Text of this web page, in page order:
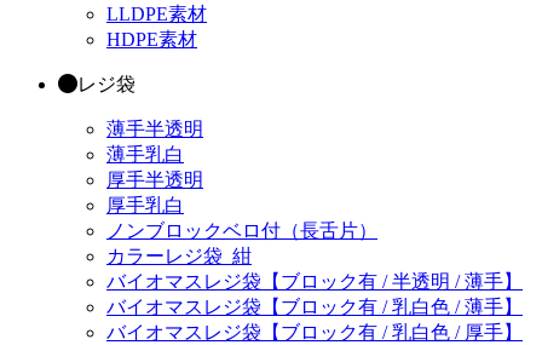
LLDPE素材
HDPE素材
レジ袋
薄手半透明
薄手乳白
厚手半透明
厚手乳白
ノンブロックベロ付（長舌片）
カラーレジ袋_紺
バイオマスレジ袋【ブロック有 / 半透明 / 薄手】
バイオマスレジ袋【ブロック有 / 乳白色 / 薄手】
バイオマスレジ袋【ブロック有 / 乳白色 / 厚手】